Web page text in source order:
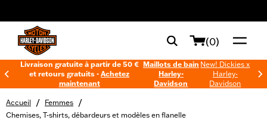
(0)
Livraison gratuite à partir de 50 €
et retours gratuits -Achetez
maintenant
Maillots de bain
Harley-
Davidson
New! Dickies x
Harley-
Davidson
Accueil / Femmes /
Chemises, T-shirts, débardeurs et modèles en flanelle